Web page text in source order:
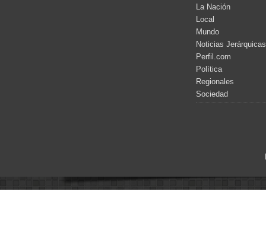
La Nación
Local
Mundo
Noticias Jerárquicas
Perfil.com
Política
Regionales
Sociedad